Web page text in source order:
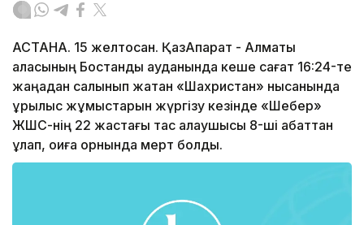
АСТАНА. 15 желтоқсан. ҚазАқпарат - Алматы
қаласының Бостандық ауданында кеше сағат 16:24-те
жаңадан салынып жатқан «Шахристан» нысанында
құрылыс жұмыстарын жүргізу кезінде «Шебер»
ЖШС-нің 22 жастағы тас қалаушысы 8-ші қабаттан
құлап, оқиға орнында мерт болды.